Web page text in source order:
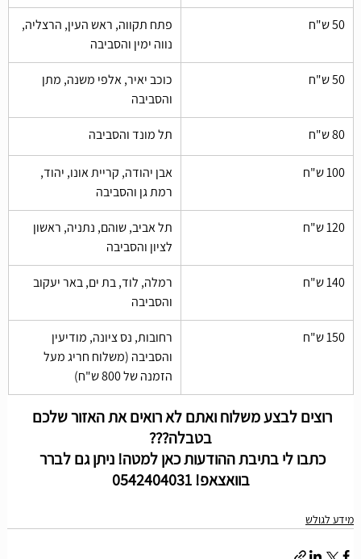
50 ש"ח
פתח תקווה, ראש העין, הרצליה,
נווה ימין והסביבה
50 ש"ח
כוכב יאיר, אלפי משנה, מתן
והסביבה
80 ש"ח תל מונד והסביבה
100 ש"ח
אבן יהודה, קריית אונו, יהוד,
רמת גן והסביבה
120 ש"ח
תל אביב, שוהם, נתניה, ראשון
לציון והסביבה
140 ש"ח
רמלה, לוד, בת ים, באר יעקוב
והסביבה
150 ש"ח
רחובות, נס ציונה, מודיעין
והסביבה (משלוח חריג מעל
הזמנה של 800 ש"ח)
רוצים לבצע משלוח ואתם לא רואים את האזור שלכם
בטבלה???
כתבו לי בתיבת ההודעות כאן למטה! ניתן גם לברר
בוואצאפ! 0542404031
מידע לגולש